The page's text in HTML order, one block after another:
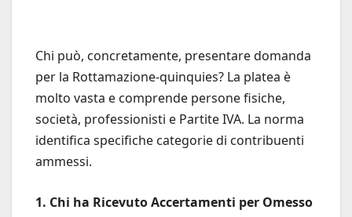
Chi può, concretamente, presentare domanda
per la Rottamazione-quinquies? La platea è
molto vasta e comprende persone fisiche,
società, professionisti e Partite IVA. La norma
identifica specifiche categorie di contribuenti
ammessi.
1. Chi ha Ricevuto Accertamenti per Omesso